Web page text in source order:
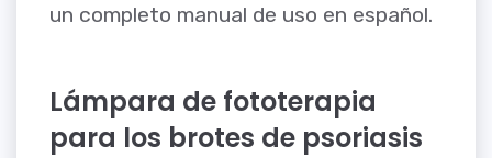
un completo manual de uso en español.
Lámpara de fototerapia
para los brotes de psoriasis